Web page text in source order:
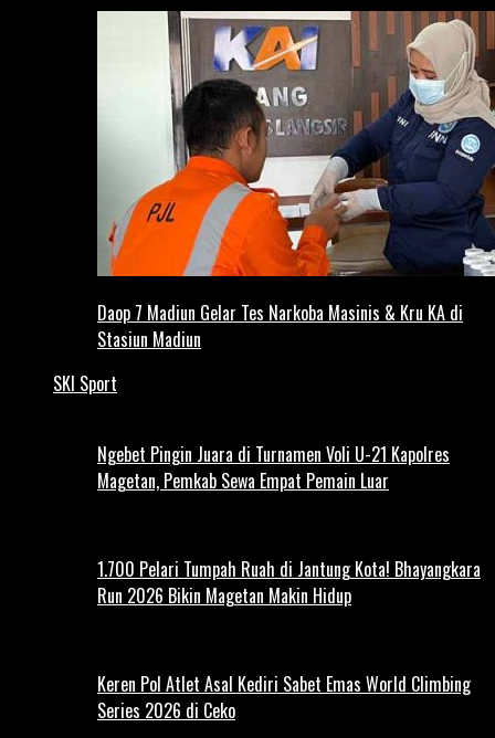
Daop 7 Madiun Gelar Tes Narkoba Masinis & Kru KA di
Stasiun Madiun
SKI Sport
Ngebet Pingin Juara di Turnamen Voli U-21 Kapolres
Magetan, Pemkab Sewa Empat Pemain Luar
1.700 Pelari Tumpah Ruah di Jantung Kota! Bhayangkara
Run 2026 Bikin Magetan Makin Hidup
Keren Pol Atlet Asal Kediri Sabet Emas World Climbing
Series 2026 di Ceko